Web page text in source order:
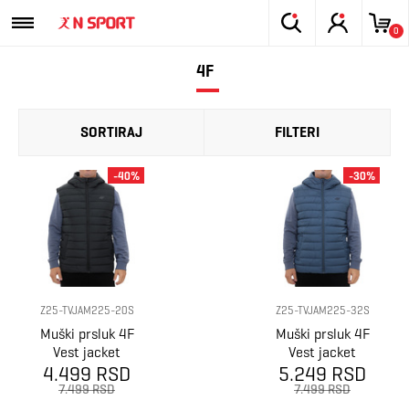
0
4F
SORTIRAJ FILTERI
Z25-TVJAM225-20S
Muški prsluk 4F
Vest jacket
m225
4.499 RSD
7.499 RSD
-40%
Z25-TVJAM225-32S
Muški prsluk 4F
Vest jacket
m225
5.249 RSD
7.499 RSD
-30%